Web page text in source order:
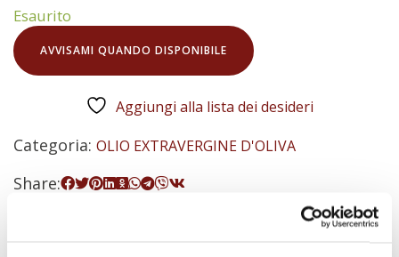
Esaurito
AVVISAMI QUANDO DISPONIBILE
Aggiungi alla lista dei desideri
Categoria: OLIO EXTRAVERGINE D'OLIVA
Share: